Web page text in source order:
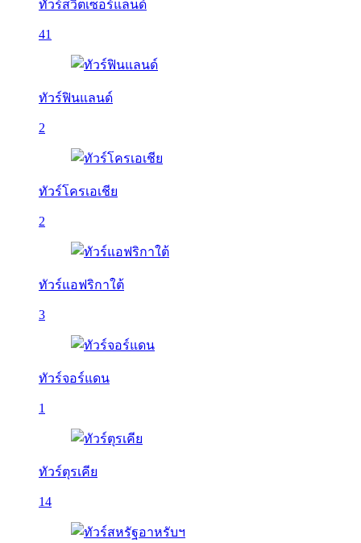
ทัวร์สวิตเซอร์แลนด์
41
ทัวร์ฟินแลนด์
2
ทัวร์โครเอเชีย
2
ทัวร์แอฟริกาใต้
3
ทัวร์จอร์แดน
1
ทัวร์ตุรเคีย
14